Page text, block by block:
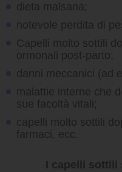
dieta malsana;
notevole perdita di
Capelli molto sottili
ormonali post-parto;
danni meccanici (ad
malattie interne che
sue facoltà vitali;
capelli molto sottili
farmaci, ecc.
I capelli sottili